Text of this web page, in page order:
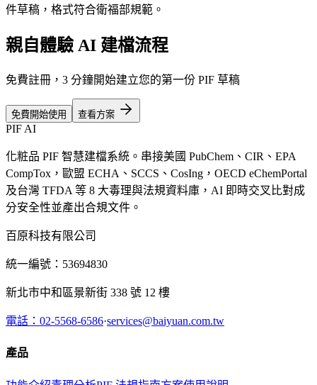
件草稿，格式符合衛福部規範。
親自體驗 AI 建檔流程
免費註冊，3 分鐘開始建立您的第一份 PIF 草稿
免費開始使用 查看方案
PIF AI
化粧品 PIF 智慧建檔系統。串接美國 PubChem、CIR、EPA
CompTox，歐盟 ECHA、SCCS、CosIng，OECD eChemPortal
及台灣 TFDA 等 8 大毒理與法規資料庫，AI 即時交叉比對成
分安全性並產出合規文件。
百原科技有限公司
統一編號：53694830
新北市中和區景新街 338 號 12 樓
電話：02-5568-6586·services@baiyuan.com.tw
產品